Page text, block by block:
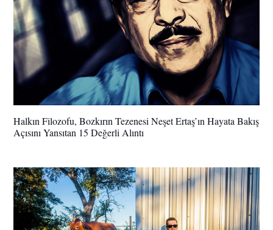
Halkın Filozofu, Bozkırın Tezenesi Neşet Ertaş’ın Hayata Bakış
Açısını Yansıtan 15 Değerli Alıntı